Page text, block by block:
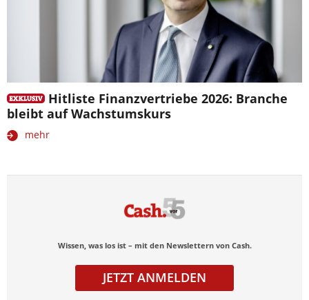
Hitliste Finanzvertriebe 2026: Branche
bleibt auf Wachstumskurs
mehr
Wissen, was los ist – mit den Newslettern von Cash.
JETZT ANMELDEN